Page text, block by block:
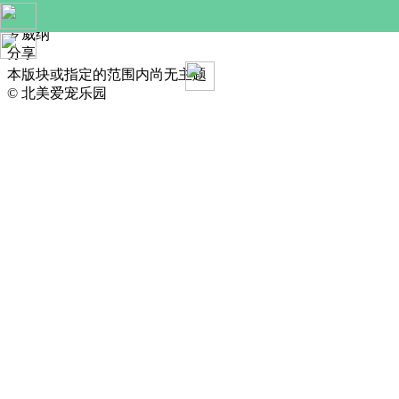
罗威纳
分享
本版块或指定的范围内尚无主题
© 北美爱宠乐园